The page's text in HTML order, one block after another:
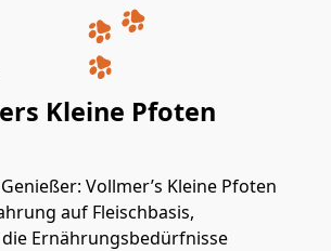
Kleine Pfoten
Vollmer’s Kleine Pfoten
auf Fleischbasis,
Ernährungsbedürfnisse